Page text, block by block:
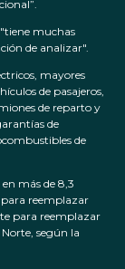
muchas
de analizar".
mayores
de pasajeros,
de reparto y
de
de
más de 8,3
para reemplazar
para reemplazar
según la